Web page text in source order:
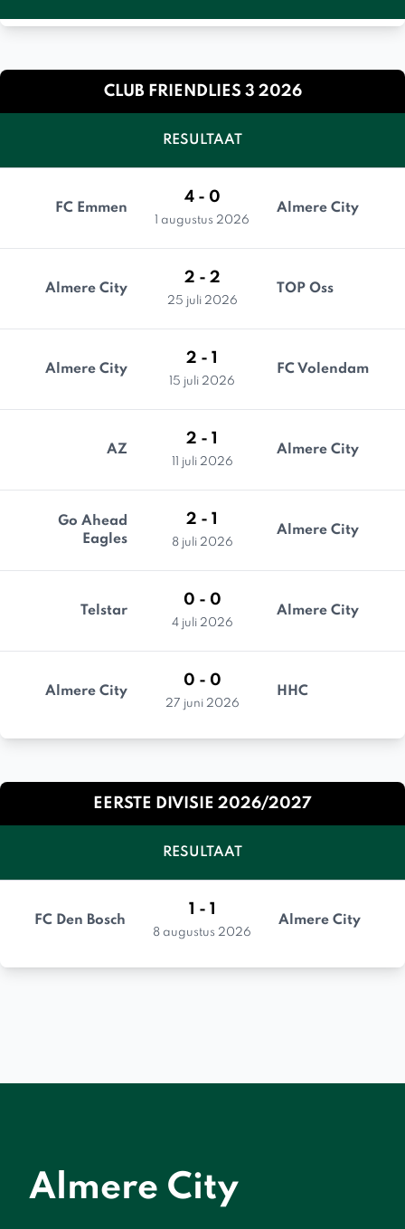
CLUB FRIENDLIES 3 2026
RESULTAAT
FC Emmen
4 - 0
1 augustus 2026
Almere City
Almere City
2 - 2
25 juli 2026
TOP Oss
Almere City
2 - 1
15 juli 2026
FC Volendam
AZ
2 - 1
11 juli 2026
Almere City
Go Ahead
Eagles
2 - 1
8 juli 2026
Almere City
Telstar
0 - 0
4 juli 2026
Almere City
Almere City
0 - 0
27 juni 2026
HHC
EERSTE DIVISIE 2026/2027
RESULTAAT
FC Den Bosch
1 - 1
8 augustus 2026
Almere City
Almere City